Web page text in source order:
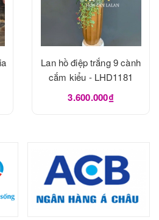
Lan hồ điệp trắng 9 cành
cắm kiểu - LHD1181
3.600.000₫